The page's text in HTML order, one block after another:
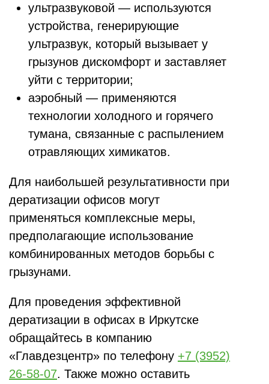
ультразвуковой — используются
устройства, генерирующие
ультразвук, который вызывает у
грызунов дискомфорт и заставляет
уйти с территории;
аэробный — применяются
технологии холодного и горячего
тумана, связанные с распылением
отравляющих химикатов.
Для наибольшей результативности при
дератизации офисов могут
применяться комплексные меры,
предполагающие использование
комбинированных методов борьбы с
грызунами.
Для проведения эффективной
дератизации в офисах в Иркутске
обращайтесь в компанию
«Главдезцентр» по телефону +7 (3952)
26-58-07. Также можно оставить